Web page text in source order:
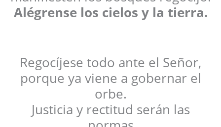
Alégrense los cielos y la tierra.
Regocíjese todo ante el Señor,
porque ya viene a gobernar el
orbe.
Justicia y rectitud serán las